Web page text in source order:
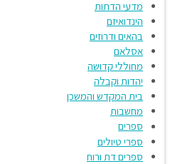
מדעי הדתות
הינדואיזם
בהאים ודרוזים
אסלאם
מחוללי קדושה
יהדות וקבלה
בית המקדש והמשכן
מחשבות
ספרים
ספרי טיולים
ספרים דת ורוח